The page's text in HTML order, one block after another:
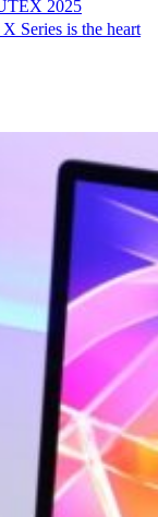
2025
Series is the heart